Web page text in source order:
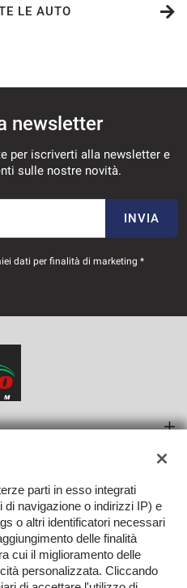
LE AUTO
newsletter
per iscriverti alla newsletter e
sulle nostre novità.
INVIA
dati per finalità di marketing *
parti in esso integrati
di navigazione o indirizzi IP) e
o altri identificatori necessari
delle finalità
cui il miglioramento delle
personalizzata. Cliccando